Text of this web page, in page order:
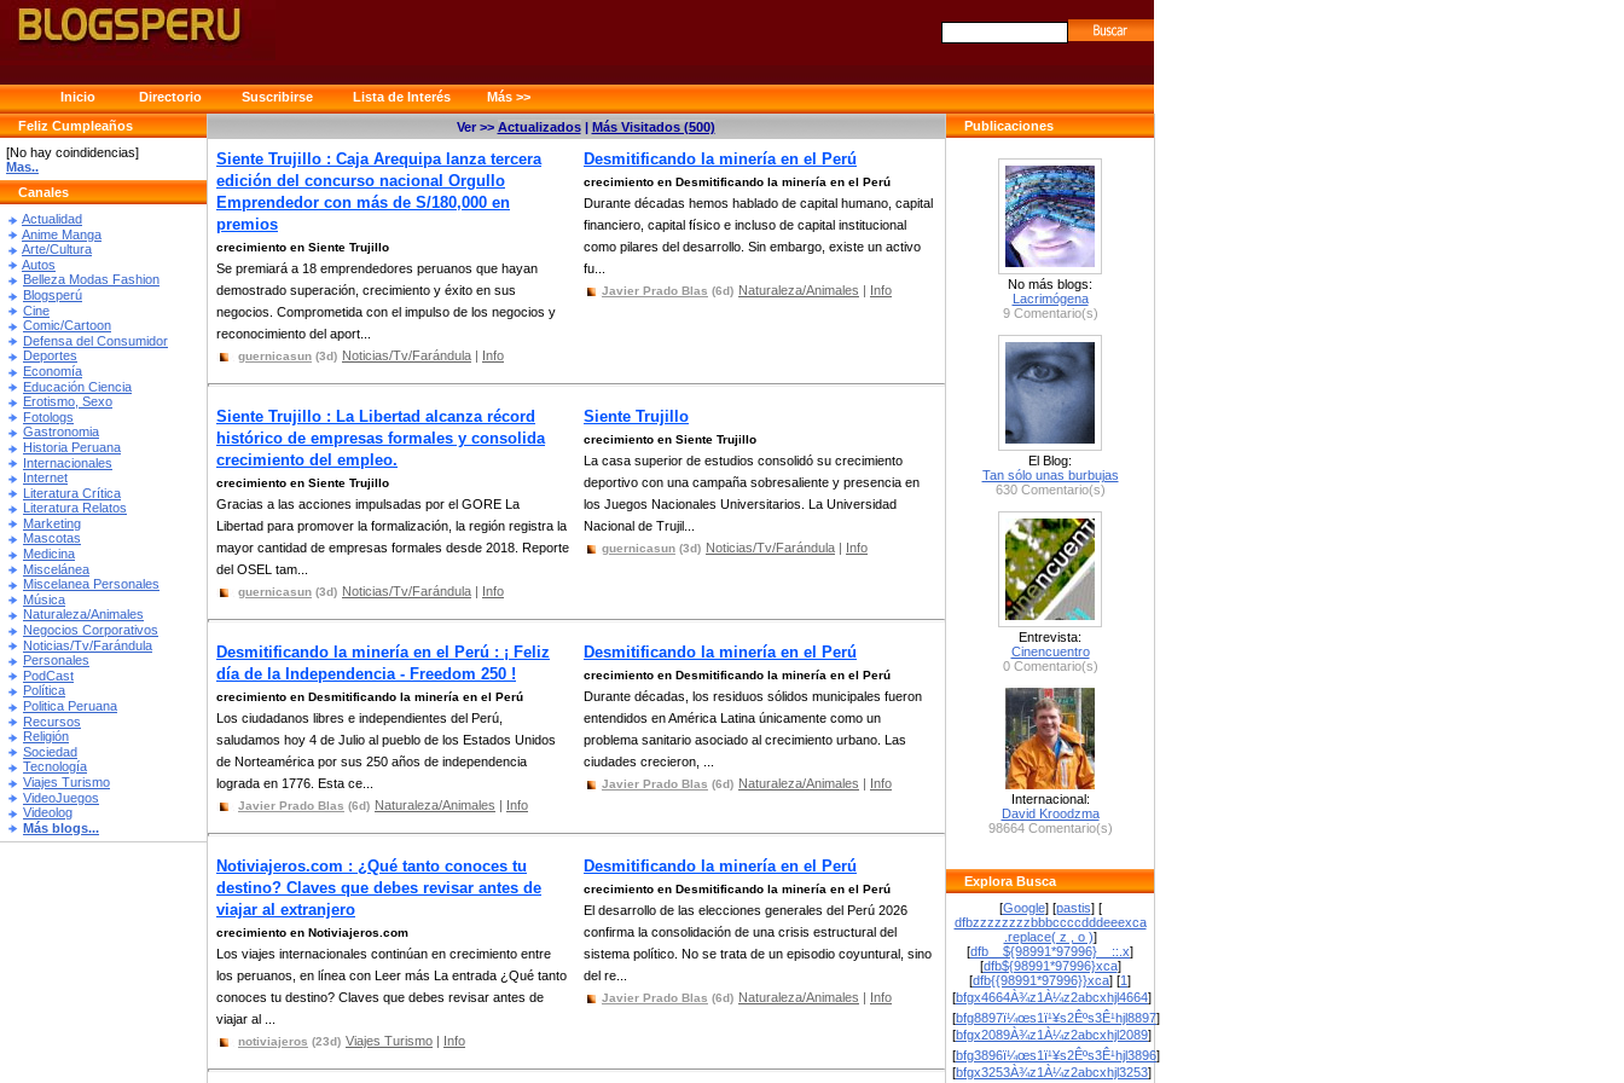
Inicio Directorio Suscribirse Lista de Interés
Más >>
Feliz Cumpleaños
[No hay coindidencias]
Mas..
Canales
Actualidad
Anime Manga
Arte/Cultura
Autos
Belleza Modas Fashion
Blogsperú
Cine
Comic/Cartoon
Defensa del Consumidor
Deportes
Economía
Educación Ciencia
Erotismo, Sexo
Fotologs
Gastronomia
Historia Peruana
Internacionales
Internet
Literatura Crítica
Literatura Relatos
Marketing
Mascotas
Medicina
Miscelánea
Miscelanea Personales
Música
Naturaleza/Animales
Negocios Corporativos
Noticias/Tv/Farándula
Personales
PodCast
Política
Politica Peruana
Recursos
Religión
Sociedad
Tecnología
Viajes Turismo
VideoJuegos
Videolog
Más blogs...
Publicaciones
No más blogs:
Lacrimógena
9 Comentario(s)
El Blog:
Tan sólo unas burbujas
630 Comentario(s)
Entrevista:
Cinencuentro
0 Comentario(s)
Internacional:
David Kroodzma
98664 Comentario(s)
Explora Busca
[Google] [pastis] [
dfbzzzzzzzzbbbccccdddeeexca
.replace( z , o )]
[dfb__${98991*97996}__::.x]
[dfb${98991*97996}xca]
[dfb{{98991*97996}}xca] [1]
[bfgx4664À¾z1À¼z2abcxhjl4664]
[bfg8897ï¼œs1ï¹¥s2Êºs3Ê¹hjl8897]
[bfgx2089À¾z1À¼z2abcxhjl2089]
[bfg3896ï¼œs1ï¹¥s2Êºs3Ê¹hjl3896]
[bfgx3253À¾z1À¼z2abcxhjl3253]
Ver >> Actualizados| Más Visitados (500)
Siente Trujillo : Caja Arequipa lanza tercera
edición del concurso nacional Orgullo
Emprendedor con más de S/180,000 en
premios
crecimiento en Siente Trujillo
Se premiará a 18 emprendedores peruanos que hayan
demostrado superación, crecimiento y éxito en sus
negocios. Comprometida con el impulso de los negocios y
reconocimiento del aport...
guernicasun (3d) Noticias/Tv/Farándula | Info
Desmitificando la minería en el Perú
crecimiento en Desmitificando la minería en el Perú
Durante décadas hemos hablado de capital humano, capital
financiero, capital físico e incluso de capital institucional
como pilares del desarrollo. Sin embargo, existe un activo
fu...
Javier Prado Blas (6d) Naturaleza/Animales | Info
Siente Trujillo : La Libertad alcanza récord
histórico de empresas formales y consolida
crecimiento del empleo.
crecimiento en Siente Trujillo
Gracias a las acciones impulsadas por el GORE La
Libertad para promover la formalización, la región registra la
mayor cantidad de empresas formales desde 2018. Reporte
del OSEL tam...
guernicasun (3d) Noticias/Tv/Farándula | Info
Siente Trujillo
crecimiento en Siente Trujillo
La casa superior de estudios consolidó su crecimiento
deportivo con una campaña sobresaliente y presencia en
los Juegos Nacionales Universitarios. La Universidad
Nacional de Trujil...
guernicasun (3d) Noticias/Tv/Farándula | Info
Desmitificando la minería en el Perú : ¡ Feliz
día de la Independencia - Freedom 250 !
crecimiento en Desmitificando la minería en el Perú
Los ciudadanos libres e independientes del Perú,
saludamos hoy 4 de Julio al pueblo de los Estados Unidos
de Norteamérica por sus 250 años de independencia
lograda en 1776. Esta ce...
Javier Prado Blas (6d) Naturaleza/Animales | Info
Desmitificando la minería en el Perú
crecimiento en Desmitificando la minería en el Perú
Durante décadas, los residuos sólidos municipales fueron
entendidos en América Latina únicamente como un
problema sanitario asociado al crecimiento urbano. Las
ciudades crecieron, ...
Javier Prado Blas (6d) Naturaleza/Animales | Info
Notiviajeros.com : ¿Qué tanto conoces tu
destino? Claves que debes revisar antes de
viajar al extranjero
crecimiento en Notiviajeros.com
Los viajes internacionales continúan en crecimiento entre
los peruanos, en línea con Leer más La entrada ¿Qué tanto
conoces tu destino? Claves que debes revisar antes de
viajar al ...
notiviajeros (23d) Viajes Turismo | Info
Desmitificando la minería en el Perú
crecimiento en Desmitificando la minería en el Perú
El desarrollo de las elecciones generales del Perú 2026
confirma la consolidación de una crisis estructural del
sistema político. No se trata de un episodio coyuntural, sino
del re...
Javier Prado Blas (6d) Naturaleza/Animales | Info